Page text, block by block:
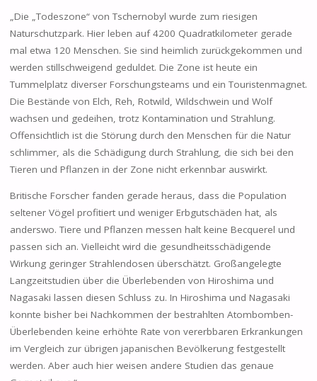
„Die „Todeszone“ von Tschernobyl wurde zum riesigen
Naturschutzpark. Hier leben auf 4200 Quadratkilometer gerade
mal etwa 120 Menschen. Sie sind heimlich zurückgekommen und
werden stillschweigend geduldet. Die Zone ist heute ein
Tummelplatz diverser Forschungsteams und ein Touristenmagnet.
Die Bestände von Elch, Reh, Rotwild, Wildschwein und Wolf
wachsen und gedeihen, trotz Kontamination und Strahlung.
Offensichtlich ist die Störung durch den Menschen für die Natur
schlimmer, als die Schädigung durch Strahlung, die sich bei den
Tieren und Pflanzen in der Zone nicht erkennbar auswirkt.
Britische Forscher fanden gerade heraus, dass die Population
seltener Vögel profitiert und weniger Erbgutschäden hat, als
anderswo. Tiere und Pflanzen messen halt keine Becquerel und
passen sich an. Vielleicht wird die gesundheitsschädigende
Wirkung geringer Strahlendosen überschätzt. Großangelegte
Langzeitstudien über die Überlebenden von Hiroshima und
Nagasaki lassen diesen Schluss zu. In Hiroshima und Nagasaki
konnte bisher bei Nachkommen der bestrahlten Atombomben-
Überlebenden keine erhöhte Rate von vererbbaren Erkrankungen
im Vergleich zur übrigen japanischen Bevölkerung festgestellt
werden. Aber auch hier weisen andere Studien das genaue